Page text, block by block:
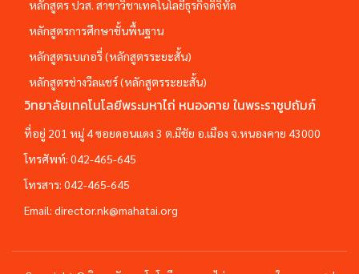
หลักสูตร ปวส. สาขาวิชาเทคโนโลยีธุรกิจดิจิทัล
หลักสูตรการศึกษาชั้นพื้นฐาน
หลักสูตรเบเกอรี่ (หลักสูตรระยะสั้น)
หลักสูตรช่างวีลแชร์ (หลักสูตรระยะสั้น)
วิทยาลัยเทคโนโลยีพระมหาไถ่ หนองคาย ในพระราชูปถัมภ์
ที่อยู่ 201 หมู่ 4 ซอยดอนแดง 3 ต.มีชัย อ.เมือง จ.หนองคาย 43000
โทรศัพท์: 042-465-645
โทรสาร: 042-465-645
Email: director.nk@mahatai.org